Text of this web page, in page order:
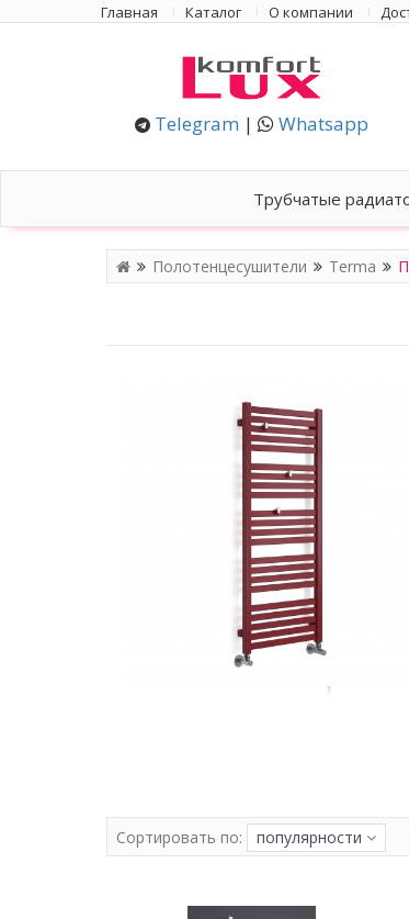
Главная Каталог О компании
Telegram | Whatsapp
Трубчатые
Полотенцесушители Terma
Сортировать по: популярности